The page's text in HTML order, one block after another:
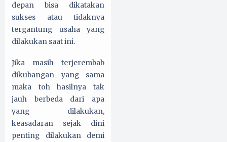
depan bisa dikatakan
sukses atau tidaknya
tergantung usaha yang
dilakukan saat ini.
Jika masih terjerembab
dikubangan yang sama
maka toh hasilnya tak
jauh berbeda dari apa
yang dilakukan,
keasadaran sejak dini
penting dilakukan demi